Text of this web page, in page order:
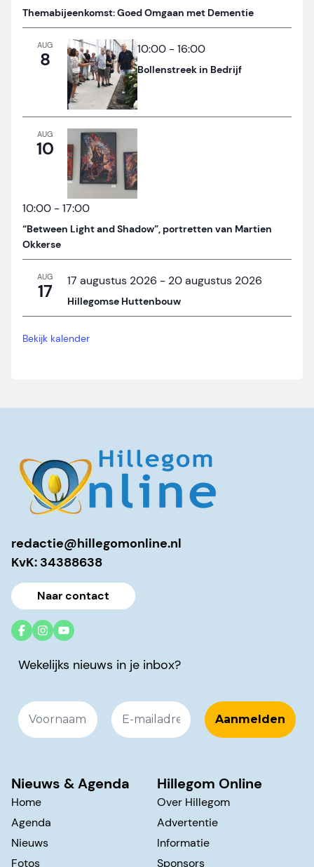
Themabijeenkomst: Goed Omgaan met Dementie
AUG
8 10:00 -16:00
Bollenstreek in Bedrijf
AUG
10
10:00 -17:00
“Between Light and Shadow”, portretten van Martien
Okkerse
AUG
17 17 augustus 2026 - 20 augustus 2026
Hillegomse Huttenbouw
Bekijk kalender
redactie@hillegomonline.nl
KvK: 34388638
Naar contact
Wekelijks nieuws in je inbox?
Nieuws & Agenda
Home
Agenda
Nieuws
Fotos
Hillegom Online
Over Hillegom
Advertentie
Informatie
Sponsors